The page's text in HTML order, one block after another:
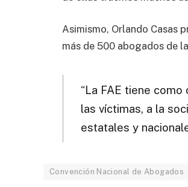
Asimismo, Orlando Casas
más de 500 abogados de
“La FAE tiene
las víctimas, a la
estatales y
Convención Nacional de Abogados